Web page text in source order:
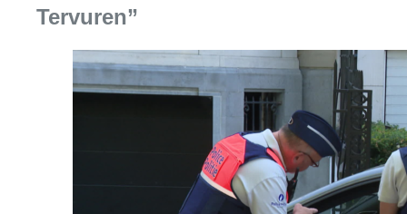
Tervuren”